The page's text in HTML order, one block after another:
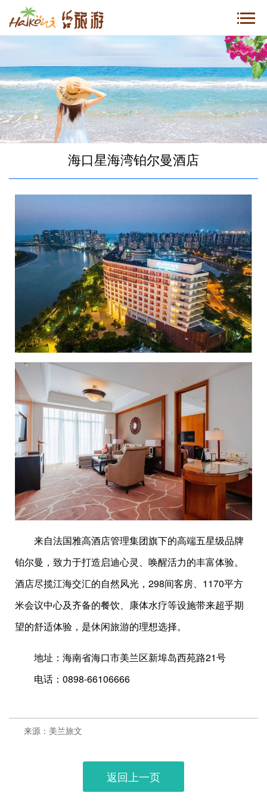
海口星海湾铂尔曼酒店
来自法国雅高酒店管理集团旗下的高端五星级品牌
铂尔曼，致力于打造启迪心灵、唤醒活力的丰富体验。
酒店尽揽江海交汇的自然风光，298间客房、1170平方
米会议中心及齐备的餐饮、康体水疗等设施带来超乎期
望的舒适体验，是休闲旅游的理想选择。
地址：海南省海口市美兰区新埠岛西苑路21号
电话：0898-66106666
来源：美兰旅文
返回上一页